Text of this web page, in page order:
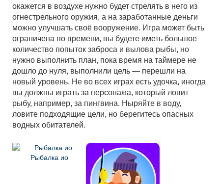
окажется в воздухе нужно будет стрелять в него из
огнестрельного оружия, а на заработанные деньги
можно улучшать своё вооружение. Игра может быть
ограничена по времени, вы будете иметь большое
количество попыток заброса и вылова рыбы, но
нужно выполнить план, пока время на таймере не
дошло до нуля, выполнили цель — перешли на
новый уровень. Не во всех играх есть удочка, иногда
вы должны играть за персонажа, который ловит
рыбу, например, за пингвина. Ныряйте в воду,
ловите подходящие цели, но берегитесь опасных
водных обитателей.
Рыбалка ио